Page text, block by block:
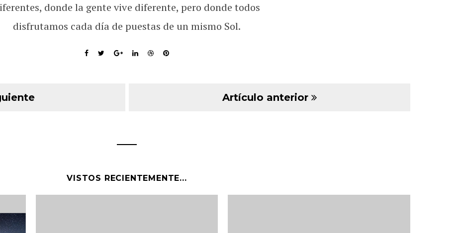
donde la gente vive diferente, pero donde todos
disfrutamos cada día de puestas de un mismo Sol.
Artículo anterior
VISTOS RECIENTEMENTE...